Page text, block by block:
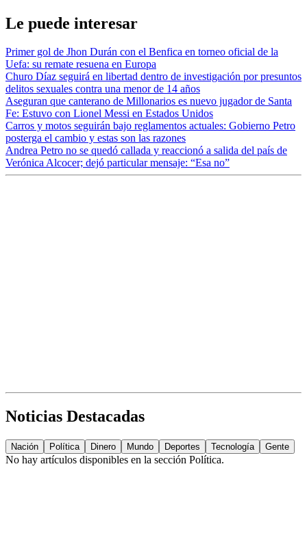
Le puede interesar
Primer gol de Jhon Durán con el Benfica en torneo oficial de la
Uefa: su remate resuena en Europa
Churo Díaz seguirá en libertad dentro de investigación por presuntos
delitos sexuales contra una menor de 14 años
Aseguran que canterano de Millonarios es nuevo jugador de Santa
Fe: Estuvo con Lionel Messi en Estados Unidos
Carros y motos seguirán bajo reglamentos actuales: Gobierno Petro
posterga el cambio y estas son las razones
Andrea Petro no se quedó callada y reaccionó a salida del país de
Verónica Alcocer; dejó particular mensaje: “Esa no”
Noticias Destacadas
Nación Política Dinero Mundo Deportes Tecnología Gente
No hay artículos disponibles en la sección Política.